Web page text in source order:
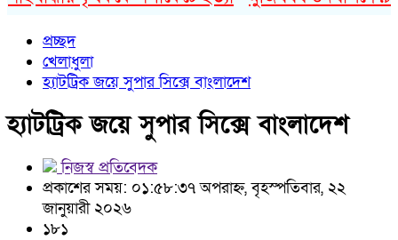
প্রচ্ছদ
খেলাধুলা
হ্যাটট্রিক জয়ে সুপার সিক্সে বাংলাদেশ
হ্যাটট্রিক জয়ে সুপার সিক্সে বাংলাদেশ
নিজস্ব প্রতিবেদক
প্রকাশের সময়: ০১:৫৮:৩৭ অপরাহ্ন, বৃহস্পতিবার, ২২
জানুয়ারী ২০২৬
১৮১